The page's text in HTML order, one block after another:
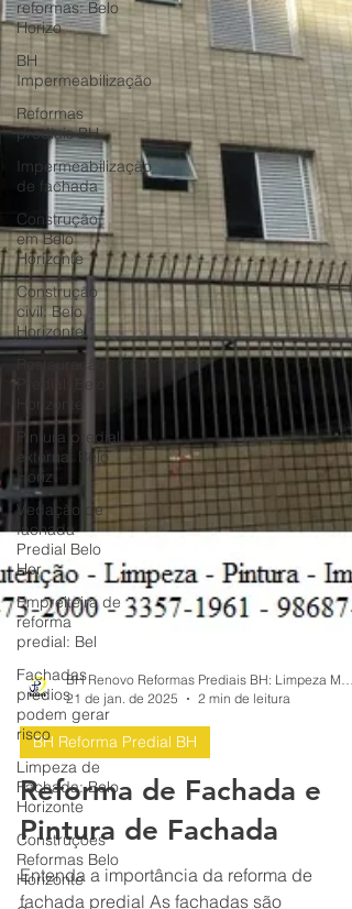
reformas: Belo
Horizo
BH
Impermeabilização
Reformas
prediais BH
Impermeabilização
de fachada
Construção
em Belo
Horizonte
Construção
civil: Belo
Horizonte
Restauração
Predial: Belo
Horizonte
Pintura predial
externa: Belo
Horiz
Vedação de
fachada
Predial Belo
Hor
Empreiteira de
reforma
predial: Bel
Fachadas
prédios
podem gerar
risco
Limpeza de
Fachada: Belo
Horizonte
Construções
Reformas Belo
Horizonte
21 de jan. de 2025
2 min de leitura
BH Reforma Predial BH
Reforma de Fachada e